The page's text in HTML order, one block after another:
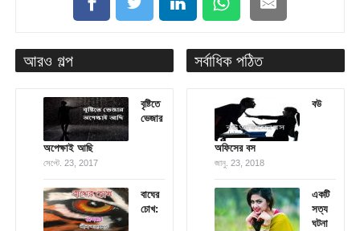
আরও গল্প
বৃষ্টিতে
ভেজার
অপেক্ষাই আছি
সেপ্টে. 23, 2017
বাঘের
চোখ:
সর্বাধিক পঠিত
বউ
অফিসের বস
জানু. 23, 2018
একটি
সত্য
ঘটনা